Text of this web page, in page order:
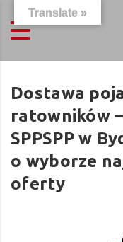
Dostawa
ratowników
SPPSPP w
o wyborze
oferty
Translate »